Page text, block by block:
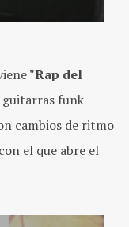
"Rap del
guitarras funk
cambios de ritmo
el que abre el